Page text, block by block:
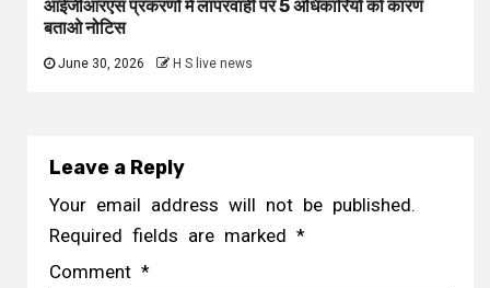
आईजीआरएस प्रकरणों में लापरवाही पर 5 अधिकारियों को कारण
बताओ नोटिस
June 30, 2026 H S live news
Leave a Reply
Your email address will not be published.
Required fields are marked *
Comment *